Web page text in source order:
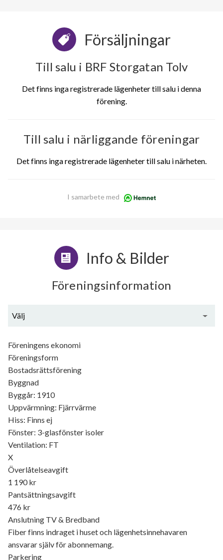
Försäljningar
Till salu i BRF Storgatan Tolv
Det finns inga registrerade lägenheter till salu i denna
förening.
Till salu i närliggande föreningar
Det finns inga registrerade lägenheter till salu i närheten.
I samarbete med
Info & Bilder
Föreningsinformation
Välj
Föreningens ekonomi
Föreningsform
Bostadsrättsförening
Byggnad
Byggår: 1910
Uppvärmning: Fjärrvärme
Hiss: Finns ej
Fönster: 3-glasfönster isoler
Ventilation: FT
X
Överlåtelseavgift
1 190 kr
Pantsättningsavgift
476 kr
Anslutning TV & Bredband
Fiber finns indraget i huset och lägenhetsinnehavaren
ansvarar själv för abonnemang.
Parkering